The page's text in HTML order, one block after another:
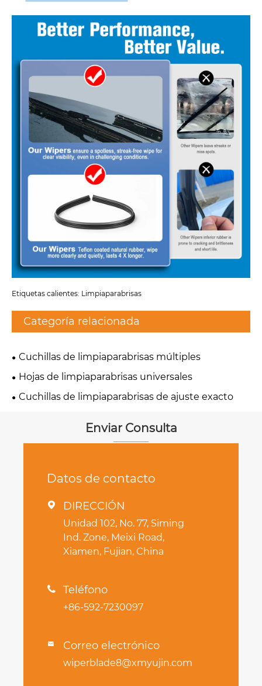
Etiquetas calientes: Limpiaparabrisas
Categoría relacionada
Cuchillas de limpiaparabrisas múltiples
Hojas de limpiaparabrisas universales
Cuchillas de limpiaparabrisas de ajuste exacto
Enviar Consulta
Datos de contacto
 DIRECCIÓN
Unidad 102, No. 77, Siming
Ind. Zone, Meixi Road,
Xiamen, Fujian, China
 Teléfono
+86-592-7230097
 Correo electrónico
wiperblade8@xmyujin.com